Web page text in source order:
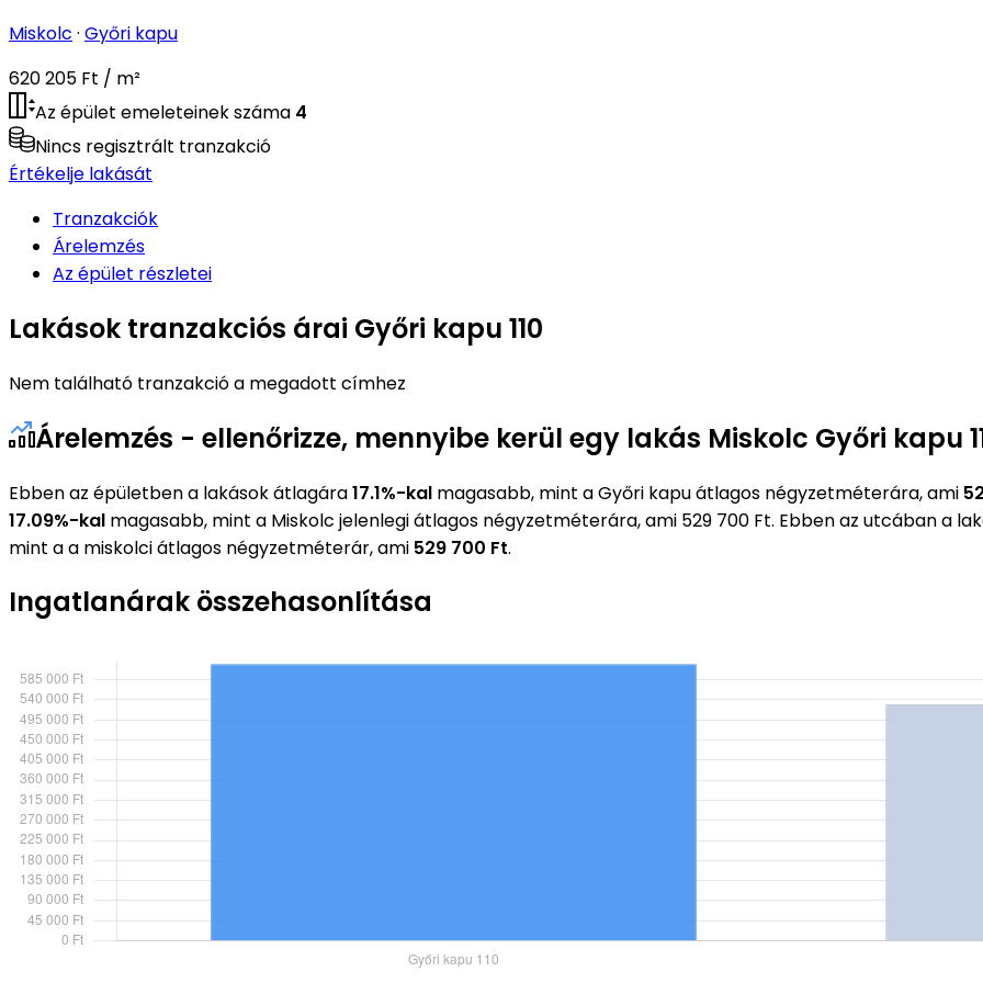
Miskolc · Győri kapu
620 205 Ft / m²
Az épület emeleteinek száma 4
Nincs regisztrált tranzakció
Értékelje lakását
Tranzakciók
Árelemzés
Az épület részletei
Lakások tranzakciós árai Győri kapu 110
Nem található tranzakció a megadott címhez
Árelemzés - ellenőrizze, mennyibe kerül egy lakás Miskolc Győri kapu
Ebben az épületben a lakások átlagára17.1%-kal magasabb, mint a Győri kapu átlagos négyzetméterára, ami
17.09%-kal magasabb, mint a Miskolc jelenlegi átlagos négyzetméterára, ami 529 700 Ft. Ebben az utcában a
mint a a miskolci átlagos négyzetméterár, ami 529 700 Ft.
Ingatlanárak összehasonlítása